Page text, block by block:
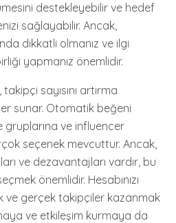
destekleyebilir ve hedef
sağlayabilir. Ancak,
dikkatli olmanız ve ilgi
yapmanız önemlidir.
sayısını artırma
sunar. Otomatik beğeni
ve influencer
seçenek mevcuttur. Ancak,
ve dezavantajları vardır, bu
önemlidir. Hesabınızı
ve gerçek takipçiler kazanmak
ve etkileşim kurmaya da